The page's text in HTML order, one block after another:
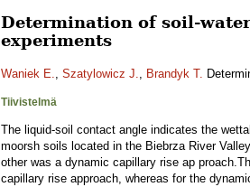
Determination of soil-
experiments
Waniek E., Szatylowicz J., Brandyk T.
Tiivistelmä
The liquid-soil contact angle indicates the
moorsh soils located in the Biebrza River
other was a dynamic capillary rise ap
capillary rise approach, whereas for the